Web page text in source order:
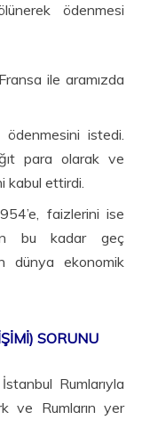
ödenmesi
ile aramızda
ödenmesini istedi.
para olarak ve
kabul ettirdi.
faizlerini ise
bu kadar geç
dünya ekonomik
SORUNU
Rumlarıyla
ve Rumların yer